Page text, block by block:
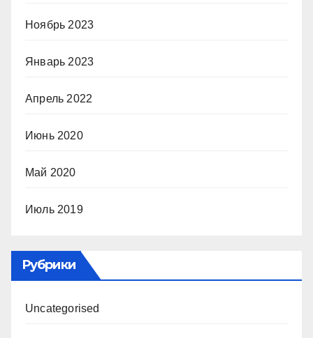
Ноябрь 2023
Январь 2023
Апрель 2022
Июнь 2020
Май 2020
Июль 2019
Рубрики
Uncategorised